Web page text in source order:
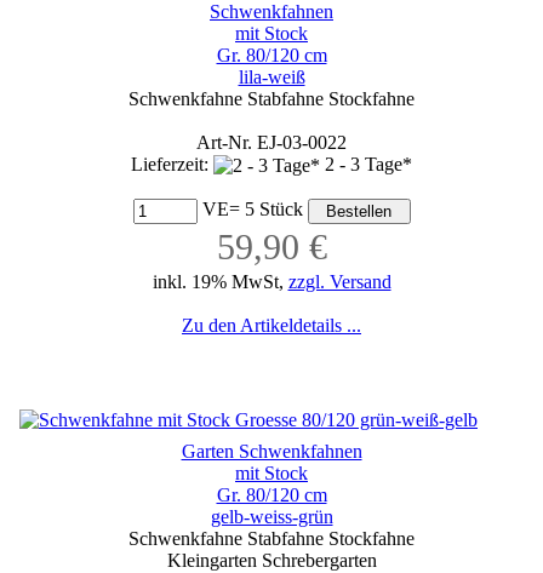
Schwenkfahnen
mit Stock
Gr. 80/120 cm
lila-weiß
Schwenkfahne Stabfahne Stockfahne
Art-Nr. EJ-03-0022
Lieferzeit:
2 - 3 Tage*
VE= 5 Stück
59,90 €
inkl. 19% MwSt, zzgl. Versand
Zu den Artikeldetails ...
Garten Schwenkfahnen
mit Stock
Gr. 80/120 cm
gelb-weiss-grün
Schwenkfahne Stabfahne Stockfahne
Kleingarten Schrebergarten